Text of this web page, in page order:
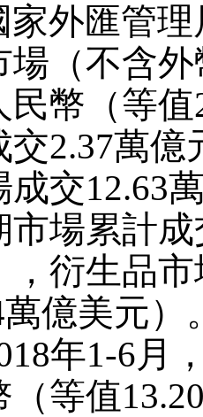
家外匯管
場（不含
民幣（等
交2.37萬億
成交12.63
市場累計
，衍生品
萬億美元）
年1-6月
（等值